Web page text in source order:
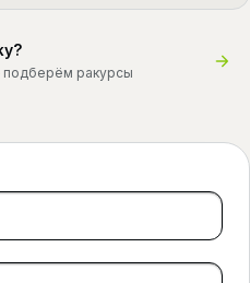
подберём ракурсы